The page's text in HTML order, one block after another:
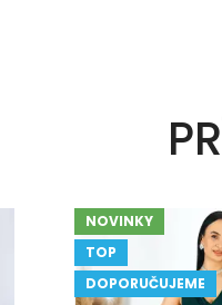
NOVINKY
TOP
DOPORUČUJEME